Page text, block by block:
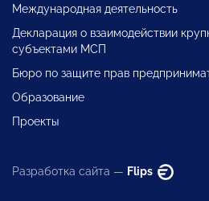
Международная деятельность
Декларация о взаимодействии
субъектами МСП
Бюро по защите прав
Образование
Проекты
Разработка сайта — Flips